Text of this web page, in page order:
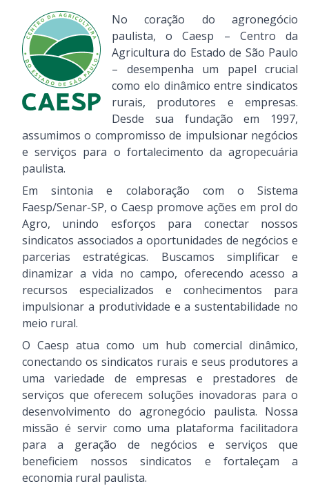
No coração do agronegócio
paulista, o Caesp – Centro da
Agricultura do Estado de São Paulo
– desempenha um papel crucial
como elo dinâmico entre sindicatos
rurais, produtores e empresas.
Desde sua fundação em 1997,
assumimos o compromisso de impulsionar negócios
e serviços para o fortalecimento da agropecuária
paulista.
Em sintonia e colaboração com o Sistema
Faesp/Senar-SP, o Caesp promove ações em prol do
Agro, unindo esforços para conectar nossos
sindicatos associados a oportunidades de negócios e
parcerias estratégicas. Buscamos simplificar e
dinamizar a vida no campo, oferecendo acesso a
recursos especializados e conhecimentos para
impulsionar a produtividade e a sustentabilidade no
meio rural.
O Caesp atua como um hub comercial dinâmico,
conectando os sindicatos rurais e seus produtores a
uma variedade de empresas e prestadores de
serviços que oferecem soluções inovadoras para o
desenvolvimento do agronegócio paulista. Nossa
missão é servir como uma plataforma facilitadora
para a geração de negócios e serviços que
beneficiem nossos sindicatos e fortaleçam a
economia rural paulista.